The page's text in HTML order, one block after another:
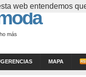
más
MAPA
web entendemos